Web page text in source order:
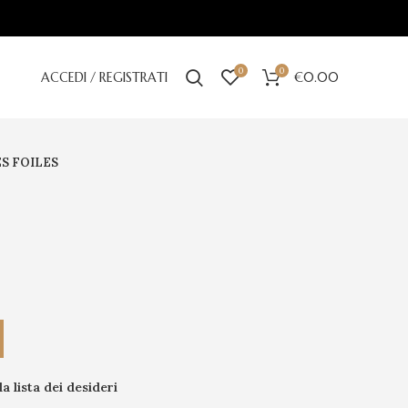
ACCEDI / REGISTRATI 0 0 €0.00
FOILES
lista dei desideri